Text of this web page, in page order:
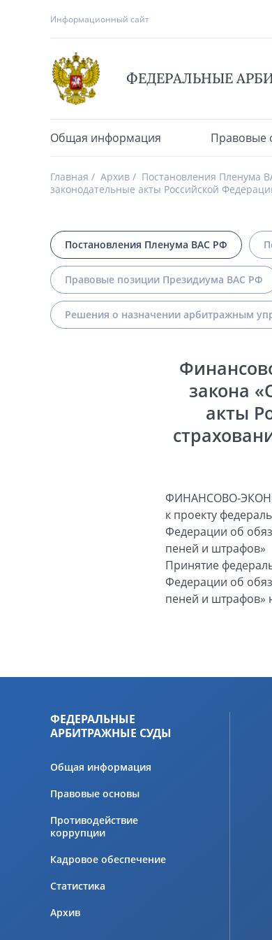
Информационный сайт
ФЕДЕРАЛЬНЫЕ
Общая информация Правовые
Главная Архив Постановления Пленума
законодательные акты Российской
Постановления Пленума ВАС РФ
Правовые позиции Президиума ВАС РФ
Решения о назначении арбитражным
закона
акты
ФИНАНСОВО-
к проекту
Федерации об
пеней и штрафов»
Принятие
Федерации об
пеней и штрафов»
ФЕДЕРАЛЬНЫЕ
АРБИТРАЖНЫЕ СУДЫ
Общая информация
Правовые основы
Противодействие
коррупции
Кадровое обеспечение
Статистика
Архив